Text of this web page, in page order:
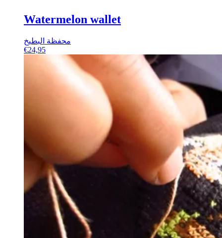
Watermelon wallet
محفظة البطيخ
€24,95